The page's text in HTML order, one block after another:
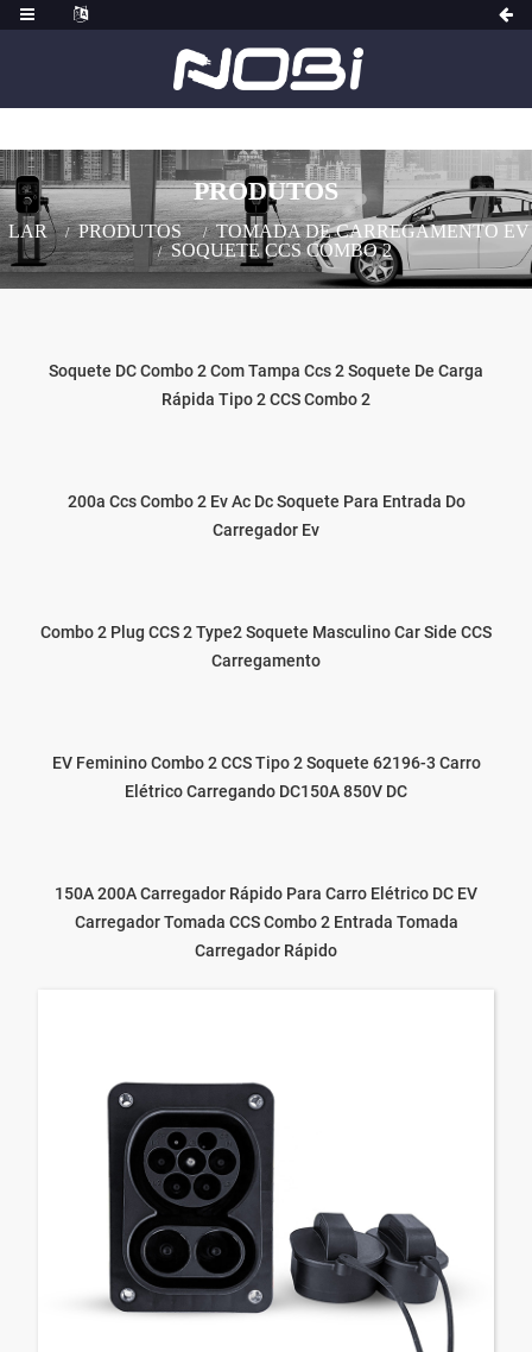
PRODUTOS
LAR PRODUTOS
TOMADA DE CARREGAMENTO EV
SOQUETE CCS COMBO 2
Soquete DC Combo 2 Com Tampa Ccs 2 Soquete De Carga
Rápida Tipo 2 CCS Combo 2
200a Ccs Combo 2 Ev Ac Dc Soquete Para Entrada Do
Carregador Ev
Combo 2 Plug CCS 2 Type2 Soquete Masculino Car Side CCS
Carregamento
EV Feminino Combo 2 CCS Tipo 2 Soquete 62196-3 Carro
Elétrico Carregando DC150A 850V DC
150A 200A Carregador Rápido Para Carro Elétrico DC EV
Carregador Tomada CCS Combo 2 Entrada Tomada
Carregador Rápido